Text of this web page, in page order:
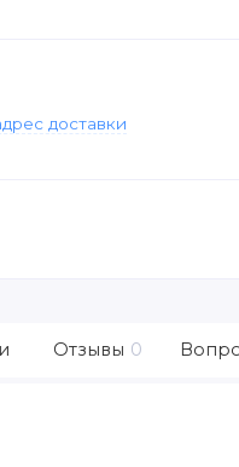
доставки
Отзывы 0